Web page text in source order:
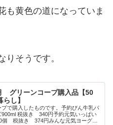
も黄色の道になっていま
りそうです。
グリーンコープ購入品【50
し】
プで購入したものです。予約びん牛乳パ
900ml 税抜き 340円予約元気いっぱい
個 税抜き 374円みんな元気ヨーグル